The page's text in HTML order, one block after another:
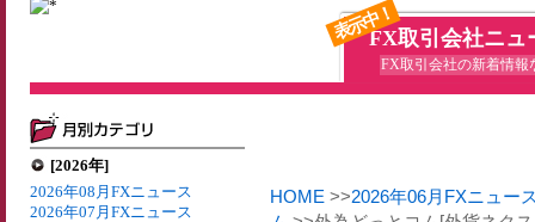
表示中！FX取引会社ニュ
FX取引会社の新着情報
[2026年]
2026年08月FXニュース
2026年07月FXニュース
HOME >>2026年06月FXニュー